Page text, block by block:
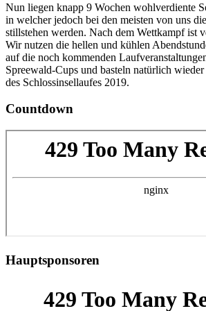
Nun liegen knapp 9 Wochen wohlverdiente
in welcher jedoch bei den meisten von uns
stillstehen werden. Nach dem Wettkampf ist
Wir nutzen die hellen und kühlen
auf die noch kommenden
Spreewald-Cups und basteln natürlich
des Schlossinsellaufes 2019.
Countdown
Hauptsponsoren